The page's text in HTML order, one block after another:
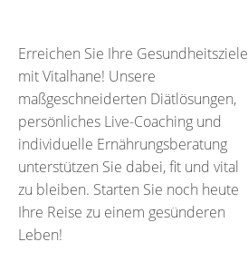
Erreichen Sie Ihre Gesundheitsziele
mit Vitalhane! Unsere
maßgeschneiderten Diätlösungen,
persönliches Live-Coaching und
individuelle Ernährungsberatung
unterstützen Sie dabei, fit und vital
zu bleiben. Starten Sie noch heute
Ihre Reise zu einem gesünderen
Leben!